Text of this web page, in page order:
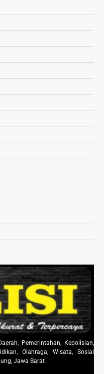
Pemerintahan, Kepolisian,
Olahraga, Wisata, Sosial
Jawa Barat